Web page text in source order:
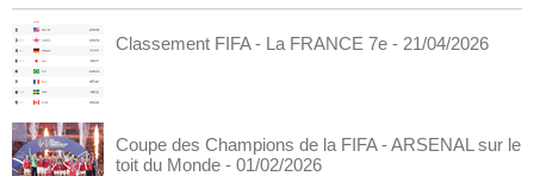
Classement FIFA - La FRANCE 7e - 21/04/2026
Coupe des Champions de la FIFA - ARSENAL sur le
toit du Monde - 01/02/2026